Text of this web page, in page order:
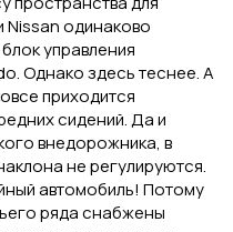
Nissan одинаково
управления
Однако здесь теснее. А
приходится
сидений. Да и
внедорожника, в
не регулируются.
автомобиль! Потому
ряда снабжены